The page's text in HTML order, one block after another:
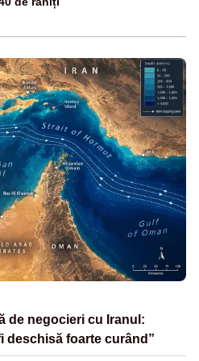
de negocieri cu Iranul:
deschisă foarte curând”